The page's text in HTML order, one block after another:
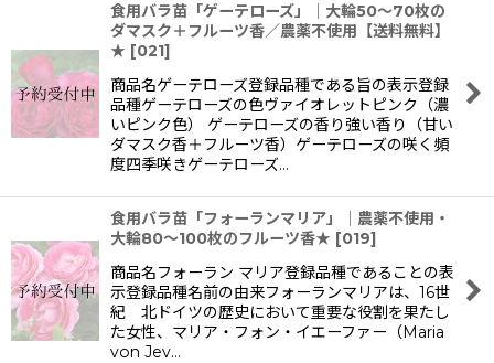
食用バラ苗「ゲーテローズ」｜大輪50〜70枚の
ダマスク＋フルーツ香／農薬不使用【送料無料】
★ [021]
商品名ゲーテローズ登録品種である旨の表示登録
品種ゲーテローズの色ヴァイオレットピンク（濃
いピンク色） ゲーテローズの香り強い香り（甘い
ダマスク香＋フルーツ香）ゲーテローズの咲く頻
度四季咲きゲーテローズ…
食用バラ苗「フォーランマリア」｜農薬不使用・
大輪80〜100枚のフルーツ香★ [019]
商品名フォーラン マリア登録品種であることの表
示登録品種名前の由来フォーランマリアは、16世
紀 北ドイツの歴史において重要な役割を果たし
た女性、マリア・フォン・イエーファー（Maria
von Jev…